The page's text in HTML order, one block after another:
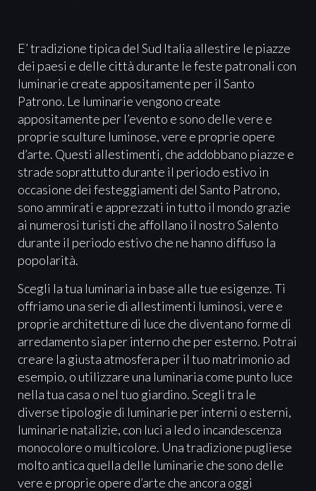
E’ tradizione tipica del Sud Italia allestire le piazze
dei paesi e delle città durante le feste patronali con
luminarie create appositamente per il Santo
Patrono. Le luminarie vengono create
appositamente per l’evento e sono delle vere e
proprie sculture luminose, vere e proprie opere
d’arte. Questi allestimenti, che addobbano piazze e
strade soprattutto durante il periodo estivo in
occasione dei festeggiamenti del Santo Patrono,
sono ammirati e apprezzati in tutto il mondo grazie
ai numerosi turisti che affollano il nostro Salento
durante il periodo estivo che ne hanno diffuso la
popolarità.
Scegli la tua luminaria in base alle tue esigenze. Ti
offriamo una serie di allestimenti luminosi, vere e
proprie architetture di luce che diventano forme di
arredamento sia per interno che per esterno. Potrai
creare la giusta atmosfera per il tuo matrimonio ad
esempio, o utilizzare una luminaria come punto luce
nella tua casa o nel tuo giardino. Scegli tra le
diverse tipologie di luminarie per interni o esterni,
luminarie natalizie, con luci a led o incandescenza
monocolore o multicolore. Una tradizione pugliese
molto antica quella delle luminarie che sono delle
vere e proprie opere d’arte che ancora oggi